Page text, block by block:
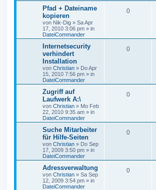
Pfad + Dateiname
kopieren
von Nik-Dig » Sa Apr
17, 2010 3:06 pm » in
DateiCommander
0
Internetsecurity
verhindert
Installation
von Christian » Do Apr
15, 2010 7:56 pm » in
DateiCommander
0
Zugriff auf
Laufwerk A:\
von Christian » Mo Feb
22, 2010 9:35 am » in
DateiCommander
0
Suche Mitarbeiter
für Hilfe-Seiten
von Christian » Do Sep
17, 2009 3:50 pm » in
DateiCommander
0
Adressverwaltung
von Christian » Sa Sep
12, 2009 3:54 pm » in
DateiCommander
0